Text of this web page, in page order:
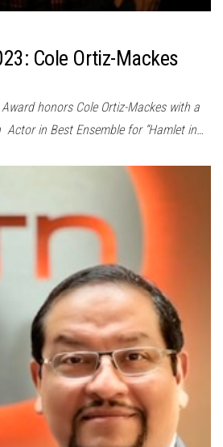
Cole Ortiz-Mackes
honors Cole Ortiz-Mackes with a
Actor in Best Ensemble for “Hamlet in…